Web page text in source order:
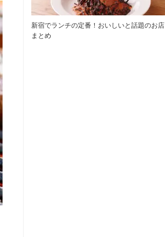
新宿でランチの定番！おいしいと話題のお店
まとめ